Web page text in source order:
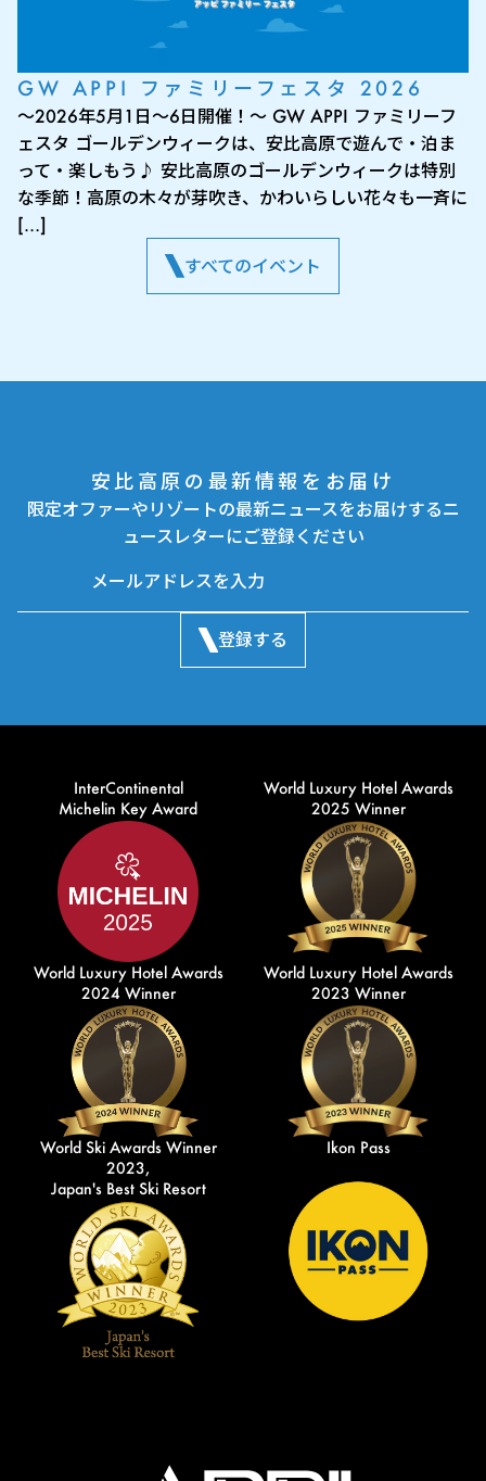
GW APPI ファミリーフェスタ 2026
～2026年5月1日～6日開催！～ GW APPI ファミリーフ
ェスタ ゴールデンウィークは、安比高原で遊んで・泊ま
って・楽しもう♪ 安比高原のゴールデンウィークは特別
な季節！高原の木々が芽吹き、かわいらしい花々も一斉に
[…]
すべてのイベント
安比高原の最新情報をお届け
限定オファーやリゾートの最新ニュースをお届けするニ
ュースレターにご登録ください
登録する
InterContinental
Michelin Key Award
World Luxury Hotel Awards
2025 Winner
World Luxury Hotel Awards
2024 Winner
World Luxury Hotel Awards
2023 Winner
World Ski Awards Winner
2023,
Japan's Best Ski Resort
Ikon Pass